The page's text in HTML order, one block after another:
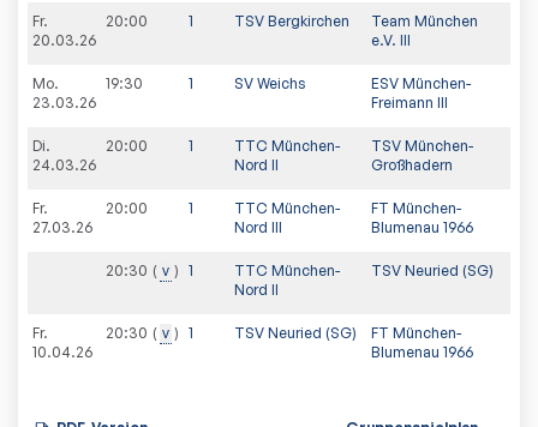
Fr.
20.03.26
20:00 1 TSV Bergkirchen
Team München
e.V. III
Mo.
23.03.26
19:30 1 SV Weichs
ESV München-
Freimann III
Di.
24.03.26
20:00 1
TTC München-
Nord II
TSV München-
Großhadern
Fr.
27.03.26
20:00 1
TTC München-
Nord III
FT München-
Blumenau 1966
20:30 v 1
TTC München-
Nord II
TSV Neuried (SG)
Fr.
10.04.26
20:30 v 1 TSV Neuried (SG)
FT München-
Blumenau 1966